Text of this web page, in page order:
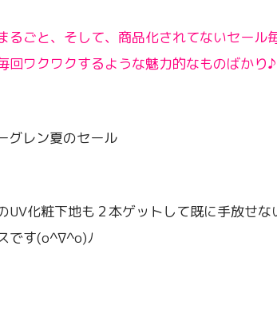
るごと、そして、商品化されてないセール
回ワクワクするような魅力的なものばかり♪
UV化粧下地も２本ゲットして既に手放せ
です(o^∇^o)ﾉ